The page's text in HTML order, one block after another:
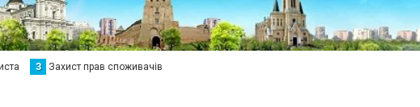
З Захист прав споживачів